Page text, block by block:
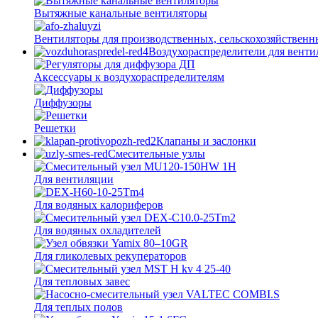
Вытяжные канальные вентиляторы
Вентиляторы для производственных,
Воздухораспределители для
Аксессуары к воздухораспределителям
Диффузоры
Решетки
Клапаны и заслонки
Смесительные узлы
Для вентиляции
Для водяных калориферов
Для водяных охладителей
Для гликолевых рекуператоров
Для тепловых завес
Для теплых полов